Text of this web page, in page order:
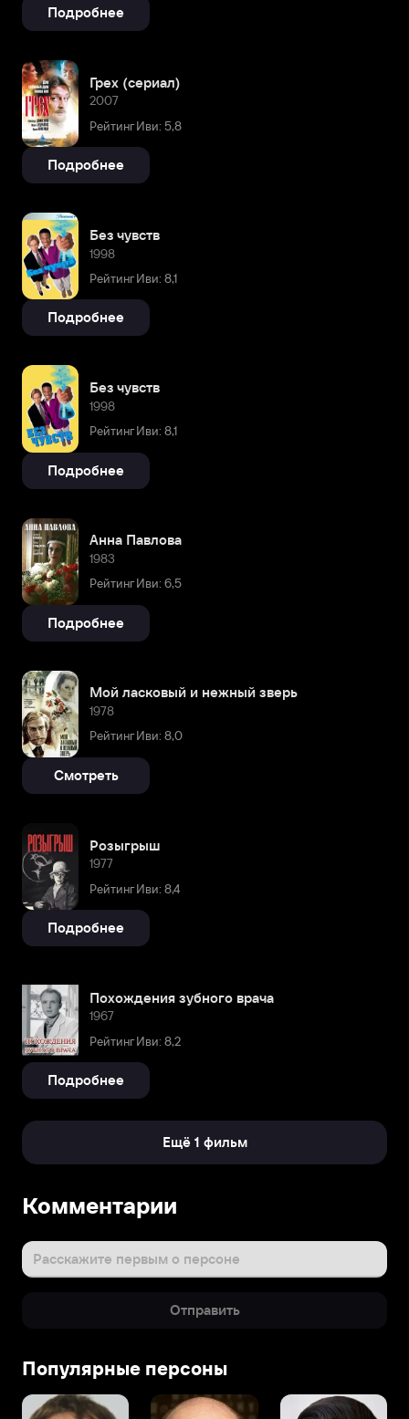
Подробнее
Грех (сериал)
2007
Рейтинг Иви: 5,8
Подробнее
Без чувств
1998
Рейтинг Иви: 8,1
Подробнее
Без чувств
1998
Рейтинг Иви: 8,1
Подробнее
Анна Павлова
1983
Рейтинг Иви: 6,5
Подробнее
Мой ласковый и нежный зверь
1978
Рейтинг Иви: 8,0
Смотреть
Розыгрыш
1977
Рейтинг Иви: 8,4
Подробнее
Похождения зубного врача
1967
Рейтинг Иви: 8,2
Подробнее
Ещё 1 фильм
Комментарии
Расскажите первым о персоне
Отправить
Популярные персоны